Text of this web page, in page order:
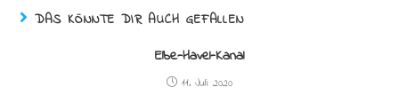
DAS KÖNNTE DIR AUCH GEFALLEN
Elbe-Havel-Kanal
11. Juli 2020